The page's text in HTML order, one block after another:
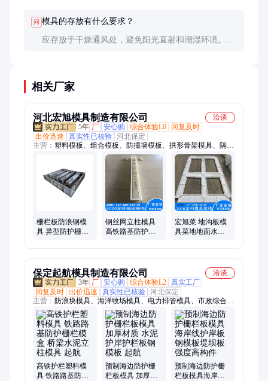
问 模具的存放有什么要求？
应存放于干燥通风处，避免阳光直射和潮湿环境。钢
相关厂家
河北宏旭模具制造有限公司
洽谈
5年 厂 安心购 综合体验L0
回复及时
出价迅速
真实性已核验 河北保定
主营： 塑料模板、组合模板、防撞墙模板、拱形骨架模具、隔离
墩模具、检查井模具、井室模具、盖板模具、六棱块模具、扭王
块模具、植生块模具、流水槽模具、遮板模具、塑钢模板、水沟
模板、平面钢模板、现浇模板、水泥墩模板、框格护坡模板
栅栏板防浪钢模
具 异型防护栅栏
钢丝网立柱模具
高铁路基防护栅
宏旭菜 地沟板模
具菜地地面水泥
保定起航模具制造有限公司
洽谈
3年 厂 安心购 综合体验L2 真实工厂
回复及时 出价迅速 真实性已核验 河北保定
主营： 防浪块模具、海洋牧场模具、电力排管模具、市政综合管
廊模具、电缆槽钢模具、装配式楼梯模具、装配式围墙模具、窑
洞模具、风电塔筒管片模具、拱形骨架护坡模具、路沿石模具、
预制围墙模具、挡墙模具、联锁块模具、电力箱变基础模具、四
角锥防浪块模具、挡土墙模具、乐高块挡土墙模具、隔离墩模
具、防撞墙模具、鱼礁岛模具、现浇门楼模具、圆涵过路涵模
具、风电基础钢模板、自建房地基模板
高铁护栏塑料模
具 铁路路基防护
预制海边防护栅
栏板模具 加厚材
预制海边防护栅
栏板模具海岸线